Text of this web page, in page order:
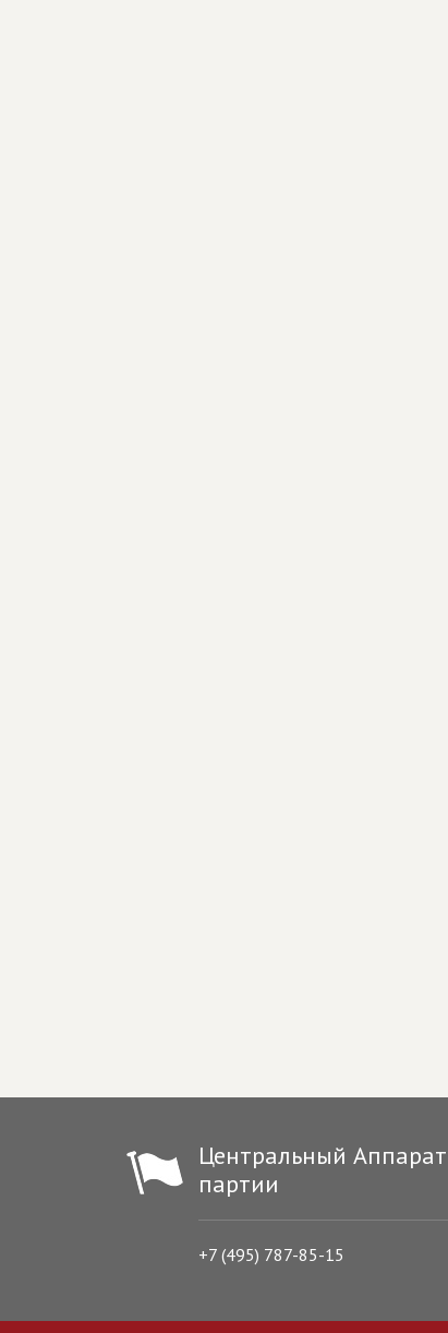
Центральный Аппарат
партии
+7 (495) 787-85-15